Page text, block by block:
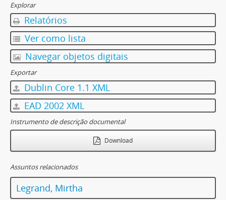
Explorar
Relatórios
Ver como lista
Navegar objetos digitais
Exportar
Dublin Core 1.1 XML
EAD 2002 XML
Instrumento de descrição documental
Download
Assuntos relacionados
Legrand, Mirtha